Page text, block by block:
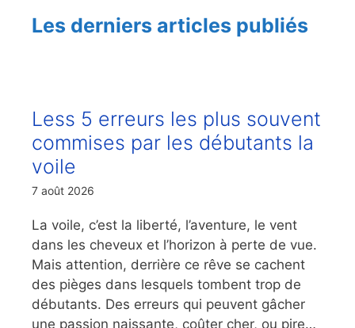
Les derniers articles publiés
Less 5 erreurs les plus souvent
commises par les débutants la
voile
7 août 2026
La voile, c’est la liberté, l’aventure, le vent
dans les cheveux et l’horizon à perte de vue.
Mais attention, derrière ce rêve se cachent
des pièges dans lesquels tombent trop de
débutants. Des erreurs qui peuvent gâcher
une passion naissante, coûter cher, ou pire…